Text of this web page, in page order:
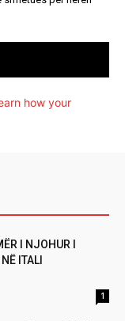
how your
I NJOHUR I
ITALI
1